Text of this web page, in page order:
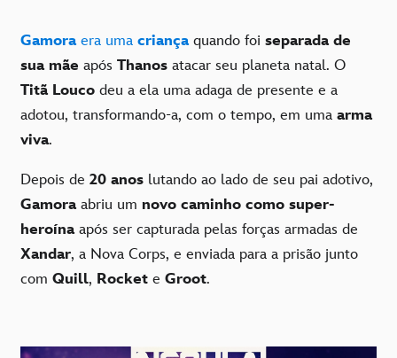
Gamoraera uma criança quando foi separada de
sua mãe após Thanos atacar seu planeta natal. O
Titã Louco deu a ela uma adaga de presente e a
adotou, transformando-a, com o tempo, em uma arma
viva.
Depois de 20 anos lutando ao lado de seu pai adotivo,
Gamoraabriu um novo caminho como super-
heroína após ser capturada pelas forças armadas de
Xandar, a Nova Corps, e enviada para a prisão junto
com Quill, Rocket e Groot.